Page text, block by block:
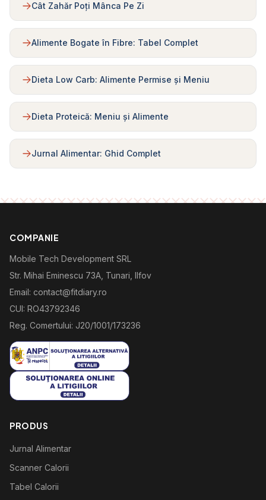
Cât Zahăr Poți Mânca Pe Zi
Alimente Bogate în Fibre: Tabel Complet
Dieta Low Carb: Alimente Permise și Meniu
Dieta Proteică: Meniu și Alimente
Jurnal Alimentar: Ghid Complet
COMPANIE
Mobile Tech Development SRL
Str. Mihai Eminescu 73A, Tunari, Ilfov
Email: contact@fitdiary.ro
CUI: RO43792346
Reg. Comertului: J20/1001/173236
PRODUS
Jurnal Alimentar
Scanner Calorii
Tabel Calorii